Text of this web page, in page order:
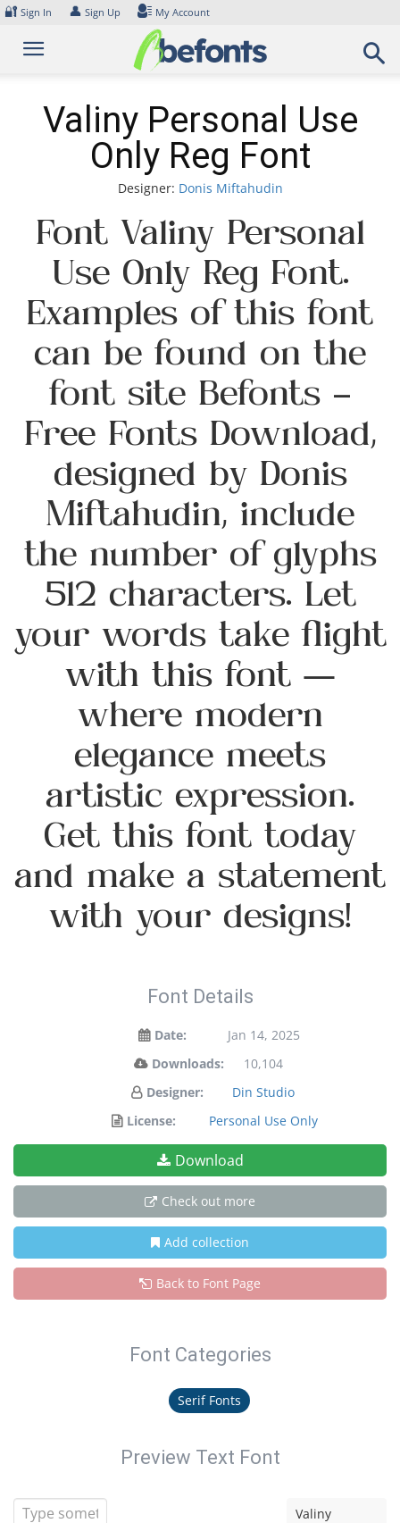
Skip
content
🔐 Sign In 👤 Sign Up My Account
Valiny Personal Use
Only Reg Font
Designer: Donis Miftahudin
Font Valiny Personal
Use Only Reg Font.
Examples of this font
can be found on the
font site Befonts –
Free Fonts Download,
designed by Donis
Miftahudin, include
the number of glyphs
512 characters. Let
your words take flight
with this font —
where modern
elegance meets
artistic expression.
Get this font today
and make a statement
with your designs!
Font Details
Date:
Jan 14, 2025
Downloads:
10,104
Designer:
Din Studio
License:
Personal Use Only
Download
Check out more
Add collection
Back to Font Page
Font Categories
Serif Fonts
Preview Text Font
Valiny